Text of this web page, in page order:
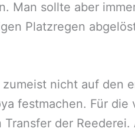
Man sollte aber
Platzregen
nicht auf den
festmachen. Für
der